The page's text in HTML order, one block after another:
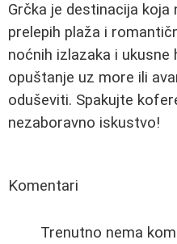
Grčka je destinacija
prelepih plaža i
noćnih izlazaka i
opuštanje uz more ili
oduševiti. Spakujte
nezaboravno iskustvo!
Komentari
Trenutno nema